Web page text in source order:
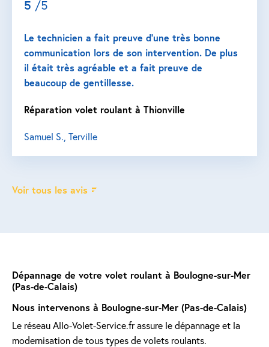
Dépannage de votre volet roulant à Boulogne-sur-Mer
(Pas-de-Calais)
Nous intervenons à Boulogne-sur-Mer (Pas-de-Calais)
Le réseau Allo-Volet-Service.fr assure le dépannage et la
modernisation de tous types de volets roulants.
5 /5
Le technicien a fait preuve d’une très bonne
communication lors de son intervention. De plus
il était très agréable et a fait preuve de
beaucoup de gentillesse.
Réparation volet roulant à Thionville
Samuel S., Terville
Voir tous les avis